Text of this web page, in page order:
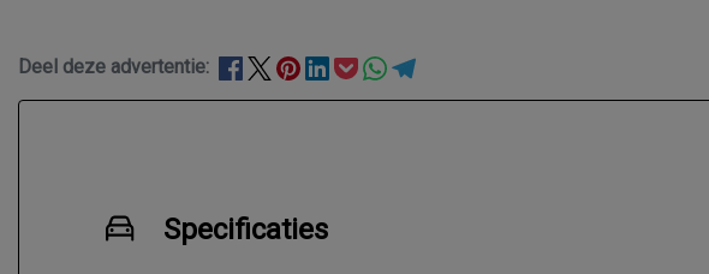
Deel deze advertentie:
Specificaties